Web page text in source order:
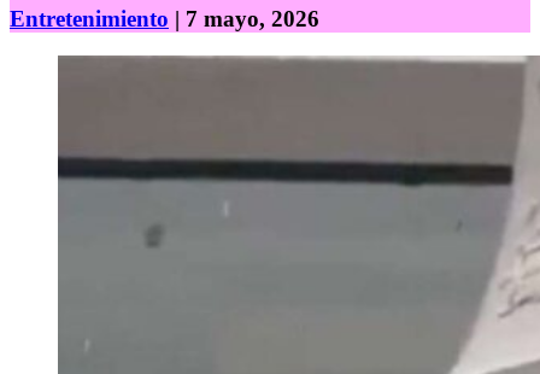
Entretenimiento | 7 mayo, 2026